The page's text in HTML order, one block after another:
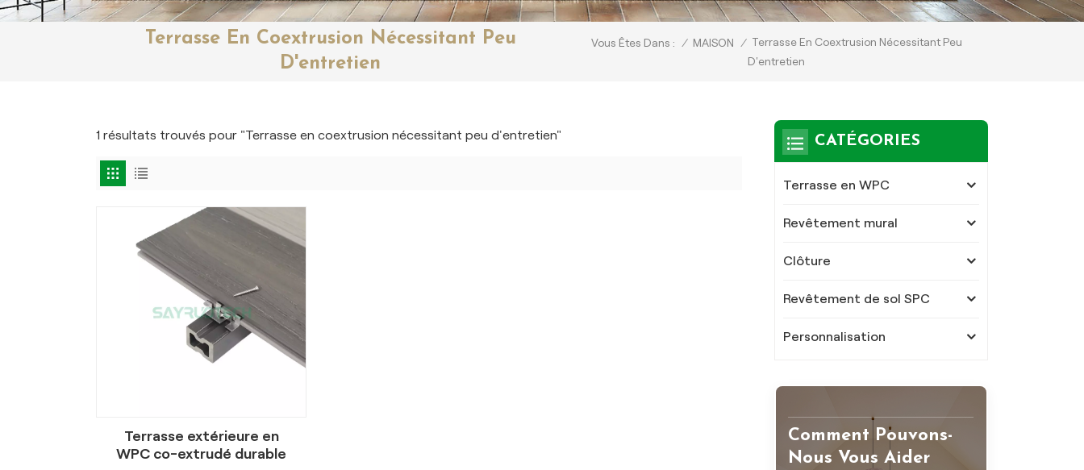
Terrasse En Coextrusion Nécessitant Peu
D'entretien
Vous Êtes Dans : / MAISON / Terrasse En Coextrusion Nécessitant Peu
D'entretien
1 résultats trouvés pour "Terrasse en coextrusion nécessitant peu d'entretien"
Terrasse extérieure en
WPC co-extrudé durable
CATÉGORIES
Terrasse en WPC
Revêtement mural
Clôture
Revêtement de sol SPC
Personnalisation
Comment Pouvons-
Nous Vous Aider